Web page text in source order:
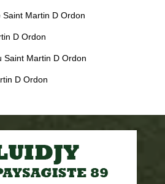
Martin D Ordon
D Ordon
Saint Martin D Ordon
D Ordon